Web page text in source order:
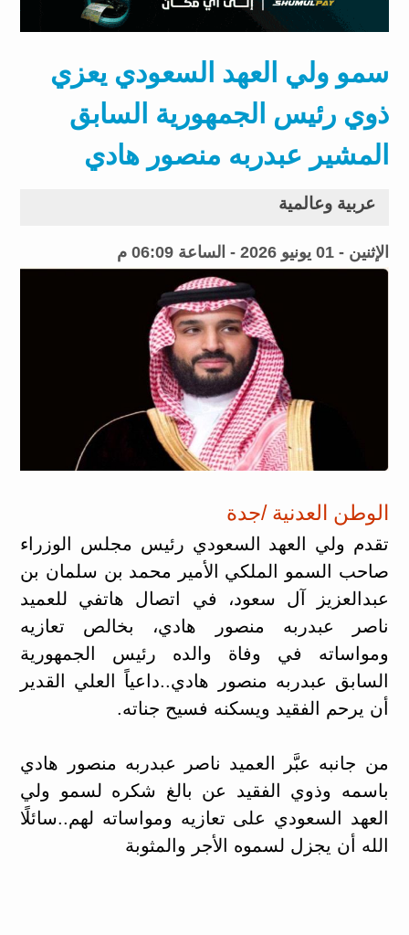
سمو ولي العهد السعودي يعزي
ذوي رئيس الجمهورية السابق
المشير عبدربه منصور هادي
عربية وعالمية
الإثنين - 01 يونيو 2026 - الساعة 06:09 م
الوطن العدنية /جدة
تقدم ولي العهد السعودي رئيس مجلس الوزراء
صاحب السمو الملكي الأمير محمد بن سلمان بن
عبدالعزيز آل سعود، في اتصال هاتفي للعميد
ناصر عبدربه منصور هادي، بخالص تعازيه
ومواساته في وفاة والده رئيس الجمهورية
السابق عبدربه منصور هادي..داعياً العلي القدير
أن يرحم الفقيد ويسكنه فسيح جناته.
من جانبه عبَّر العميد ناصر عبدربه منصور هادي
باسمه وذوي الفقيد عن بالغ شكره لسمو ولي
العهد السعودي على تعازيه ومواساته لهم..سائلًا
الله أن يجزل لسموه الأجر والمثوبة